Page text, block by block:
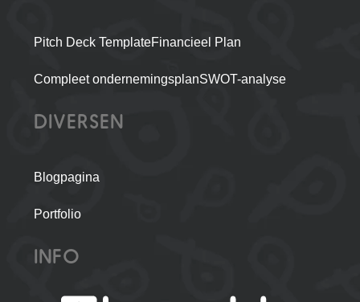
Pitch Deck TemplateFinancieel Plan
Compleet ondernemingsplanSWOT-analyse
DIVERSEN
Blogpagina
Portfolio
INFO